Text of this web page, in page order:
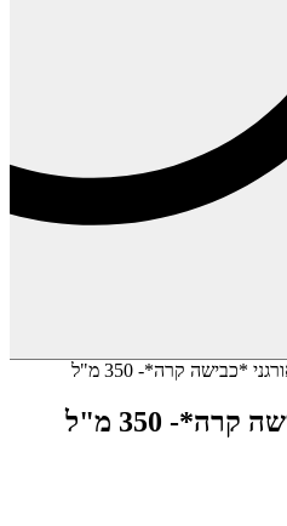
*כבישה קרה*- 350 מ"ל
350 מ"ל